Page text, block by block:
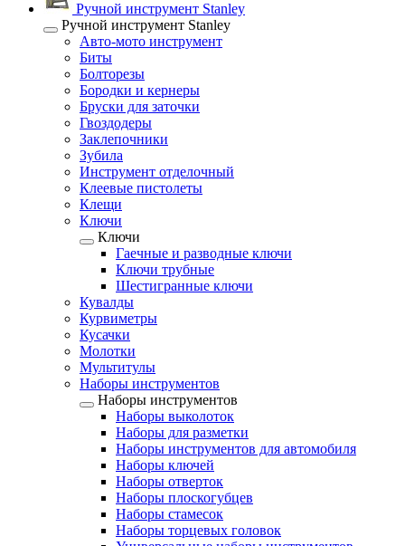
Ручной инструмент Stanley
Ручной инструмент Stanley
Авто-мото инструмент
Биты
Болторезы
Бородки и кернеры
Бруски для заточки
Гвоздодеры
Заклепочники
Зубила
Инструмент отделочный
Клеевые пистолеты
Клещи
Ключи
Ключи
Гаечные и разводные ключи
Ключи трубные
Шестигранные ключи
Кувалды
Курвиметры
Кусачки
Молотки
Мультитулы
Наборы инструментов
Наборы инструментов
Наборы выколоток
Наборы для разметки
Наборы инструментов для автомобиля
Наборы ключей
Наборы отверток
Наборы плоскогубцев
Наборы стамесок
Наборы торцевых головок